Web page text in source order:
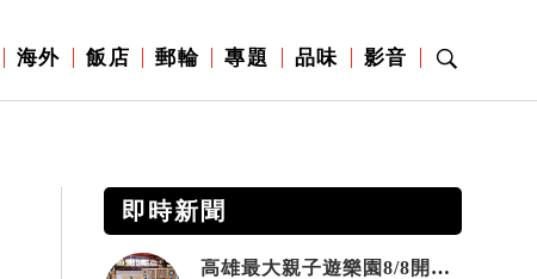
海外 飯店 郵輪 專題 品味 影音
即時新聞
高雄最大親子遊樂園8/8開幕！30項設施免費玩、YOYO家族嗨翻暑假